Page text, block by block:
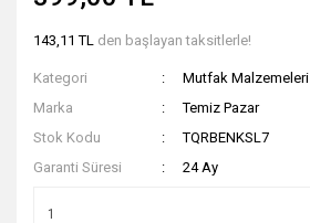
143,11 TL den başlayan taksitlerle!
Kategori
Mutfak Malzemeleri
Marka
Temiz Pazar
Stok Kodu
TQRBENKSL7
Garanti Süresi
24 Ay